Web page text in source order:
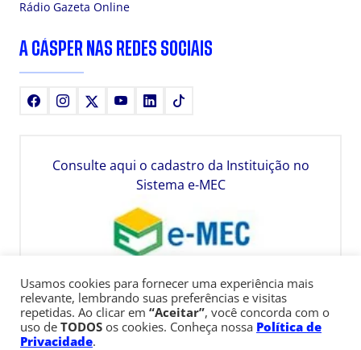
Rádio Gazeta Online
A CÁSPER NAS REDES SOCIAIS
FacebookInstagram YoutubeLinkedIn
Consulte aqui o cadastro da Instituição no
Sistema e-MEC
Usamos cookies para fornecer uma experiência mais
relevante, lembrando suas preferências e visitas
repetidas. Ao clicar em “Aceitar”, você concorda com o
uso de TODOS os cookies. Conheça nossa Política de
Privacidade.